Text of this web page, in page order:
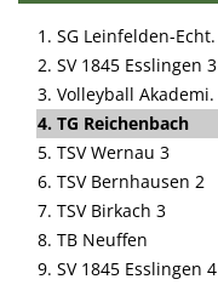
1. SG Leinfelden-Echt.
2. SV 1845 Esslingen 3
3. Volleyball Akademi.
4. TG Reichenbach
5. TSV Wernau 3
6. TSV Bernhausen 2
7. TSV Birkach 3
8. TB Neuffen
9. SV 1845 Esslingen 4